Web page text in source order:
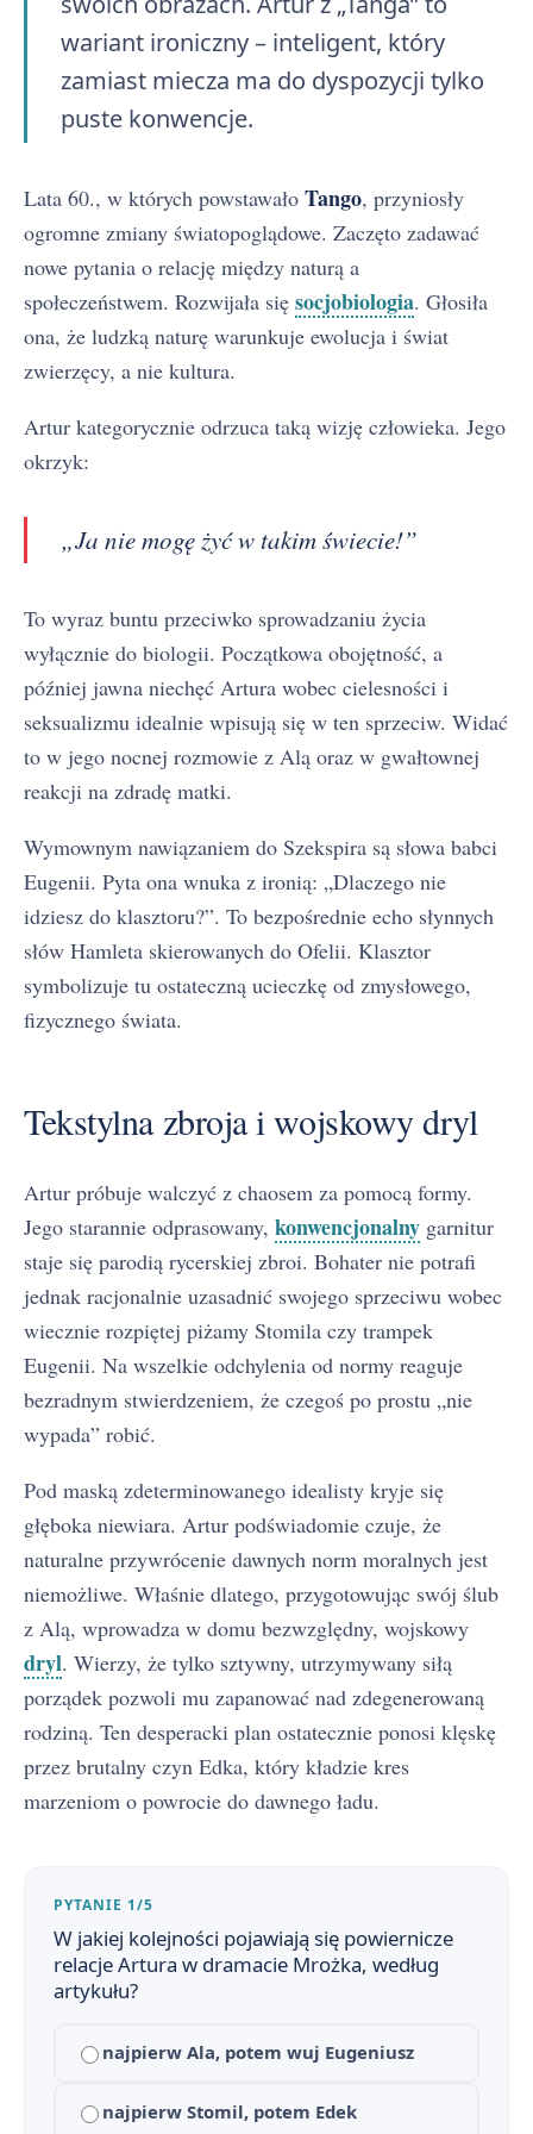
wariant ironiczny – inteligent, który
zamiast miecza ma do dyspozycji tylko
puste konwencje.
Lata 60., w których powstawało Tango, przyniosły
ogromne zmiany światopoglądowe. Zaczęto zadawać
nowe pytania o relację między naturą a
społeczeństwem. Rozwijała się socjobiologia. Głosiła
ona, że ludzką naturę warunkuje ewolucja i świat
zwierzęcy, a nie kultura.
Artur kategorycznie odrzuca taką wizję człowieka. Jego
okrzyk:
„Ja nie mogę żyć w takim świecie!”
To wyraz buntu przeciwko sprowadzaniu życia
wyłącznie do biologii. Początkowa obojętność, a
później jawna niechęć Artura wobec cielesności i
seksualizmu idealnie wpisują się w ten sprzeciw. Widać
to w jego nocnej rozmowie z Alą oraz w gwałtownej
reakcji na zdradę matki.
Wymownym nawiązaniem do Szekspira są słowa babci
Eugenii. Pyta ona wnuka z ironią: „Dlaczego nie
idziesz do klasztoru?”. To bezpośrednie echo słynnych
słów Hamleta skierowanych do Ofelii. Klasztor
symbolizuje tu ostateczną ucieczkę od zmysłowego,
fizycznego świata.
Tekstylna zbroja i wojskowy dryl
Artur próbuje walczyć z chaosem za pomocą formy.
Jego starannie odprasowany, konwencjonalny garnitur
staje się parodią rycerskiej zbroi. Bohater nie potrafi
jednak racjonalnie uzasadnić swojego sprzeciwu wobec
wiecznie rozpiętej piżamy Stomila czy trampek
Eugenii. Na wszelkie odchylenia od normy reaguje
bezradnym stwierdzeniem, że czegoś po prostu „nie
wypada” robić.
Pod maską zdeterminowanego idealisty kryje się
głęboka niewiara. Artur podświadomie czuje, że
naturalne przywrócenie dawnych norm moralnych jest
niemożliwe. Właśnie dlatego, przygotowując swój ślub
z Alą, wprowadza w domu bezwzględny, wojskowy
dryl. Wierzy, że tylko sztywny, utrzymywany siłą
porządek pozwoli mu zapanować nad zdegenerowaną
rodziną. Ten desperacki plan ostatecznie ponosi klęskę
przez brutalny czyn Edka, który kładzie kres
marzeniom o powrocie do dawnego ładu.
PYTANIE 1/5
W jakiej kolejności pojawiają się powiernicze
relacje Artura w dramacie Mrożka, według
artykułu?
najpierw Ala, potem wuj Eugeniusz
najpierw Stomil, potem Edek
1 Tango - streszczenie krótkie i szczegółowe
Plan wydarzeń „Tanga”
Tango - bohaterowie